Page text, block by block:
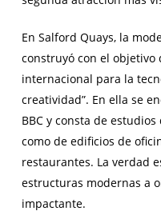
En Salford Quays, la
construyó con el objetivo
internacional para la
creatividad”. En ella se
BBC y consta de
como de edificios de
restaurantes. La verdad
estructuras modernas a
impactante.